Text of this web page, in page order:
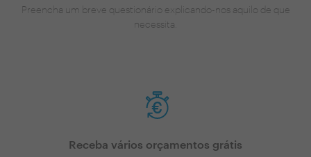
Preencha um breve questionário explicando-nos aquilo de que
necessita.
Receba vários orçamentos grátis